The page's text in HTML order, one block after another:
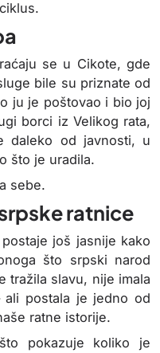
se u Cikote, gde
bile su priznate od
ju je poštovao i bio joj
borci iz Velikog rata,
daleko od javnosti, u
što je uradila.
sebe.
ratnice
još jasnije kako
što srpski narod
tražila slavu, nije imala
postala je jedno od
ratne istorije.
pokazuje koliko je